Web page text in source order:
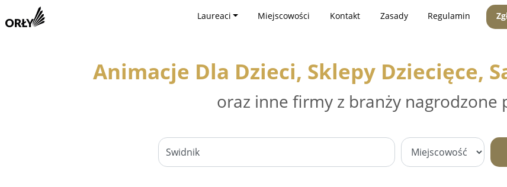
Laureaci Miejscowości Kontakt Zasady Regulamin
Animacje Dla Dzieci, Sklepy Dziecięce,
oraz inne firmy z branży nagrodzone